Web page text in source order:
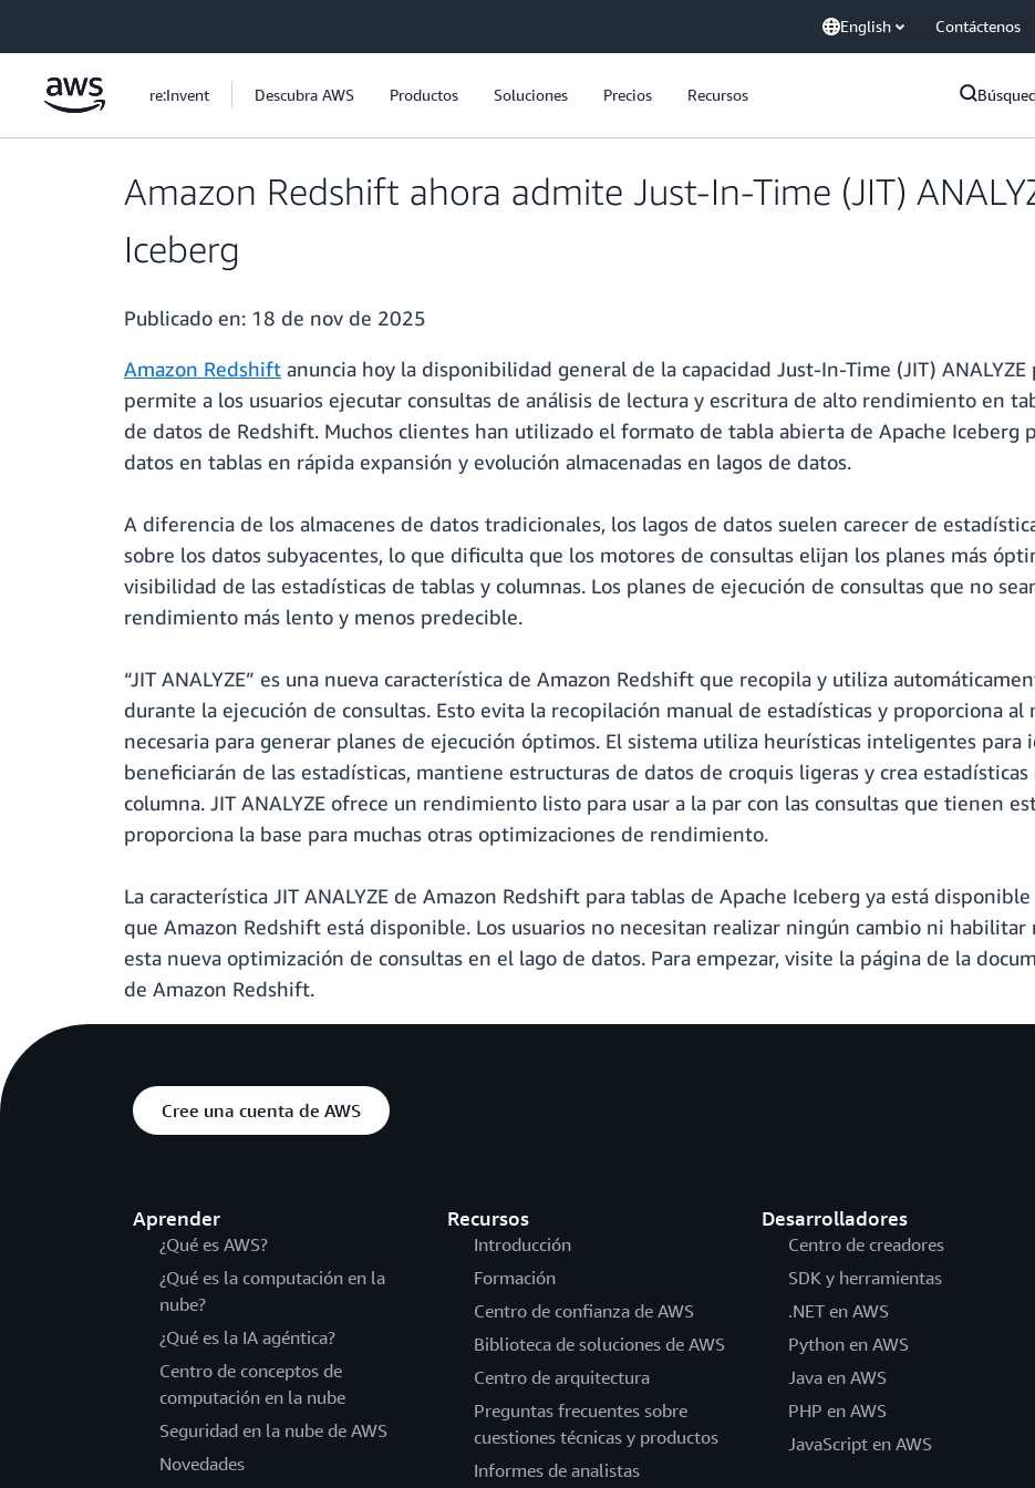
English Contáctenos
re:Invent Descubra AWS Productos Soluciones Precios Recursos
Amazon Redshift ahora admite Just-In-Time (JIT)
Iceberg
Publicado en: 18 de nov de 2025
Amazon Redshift anuncia hoy la disponibilidad general de la capacidad Just-In-Time (JIT)
permite a los usuarios ejecutar consultas de análisis de lectura y escritura de alto rendimiento en
de datos de Redshift. Muchos clientes han utilizado el formato de tabla abierta de Apache Iceberg
datos en tablas en rápida expansión y evolución almacenadas en lagos de datos.
A diferencia de los almacenes de datos tradicionales, los lagos de datos suelen carecer de
sobre los datos subyacentes, lo que dificulta que los motores de consultas elijan los planes más
visibilidad de las estadísticas de tablas y columnas. Los planes de ejecución de consultas que no
rendimiento más lento y menos predecible.
“JIT ANALYZE” es una nueva característica de Amazon Redshift que recopila y utiliza
durante la ejecución de consultas. Esto evita la recopilación manual de estadísticas y proporciona
necesaria para generar planes de ejecución óptimos. El sistema utiliza heurísticas inteligentes para
beneficiarán de las estadísticas, mantiene estructuras de datos de croquis ligeras y crea
columna. JIT ANALYZE ofrece un rendimiento listo para usar a la par con las consultas que tienen
proporciona la base para muchas otras optimizaciones de rendimiento.
La característica JIT ANALYZE de Amazon Redshift para tablas de Apache Iceberg ya está
que Amazon Redshift está disponible. Los usuarios no necesitan realizar ningún cambio ni
esta nueva optimización de consultas en el lago de datos. Para empezar, visite la página de la
de Amazon Redshift.
Cree una cuenta de AWS
Aprender
¿Qué es AWS?
¿Qué es la computación en la
nube?
¿Qué es la IA agéntica?
Centro de conceptos de
computación en la nube
Seguridad en la nube de AWS
Novedades
Recursos
Introducción
Formación
Centro de confianza de AWS
Biblioteca de soluciones de AWS
Centro de arquitectura
Preguntas frecuentes sobre
cuestiones técnicas y productos
Informes de analistas
Desarrolladores
Centro de creadores
SDK y herramientas
.NET en AWS
Python en AWS
Java en AWS
PHP en AWS
JavaScript en AWS